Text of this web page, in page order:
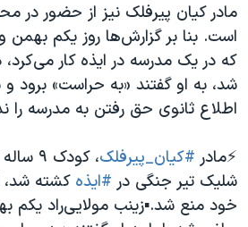
مادر کیان پیرفلک نیز از حضور در
است. بنا بر گزارش‌ها روز یکم بهمن
که در یک مدرسه در ایذه کار
شد، به او گفتند «به حراست» برود
اطلاع ثانوی حق رفتن به مدرسه را
⚡️مادر #کیان_پیرفلک
شلیک تیر جنگی در #ایذه کشته شد،
خود منع شد.▪️زینب مولایی‌راد یکم